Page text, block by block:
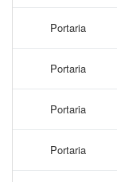
Portaria
Portaria
Portaria
Portaria